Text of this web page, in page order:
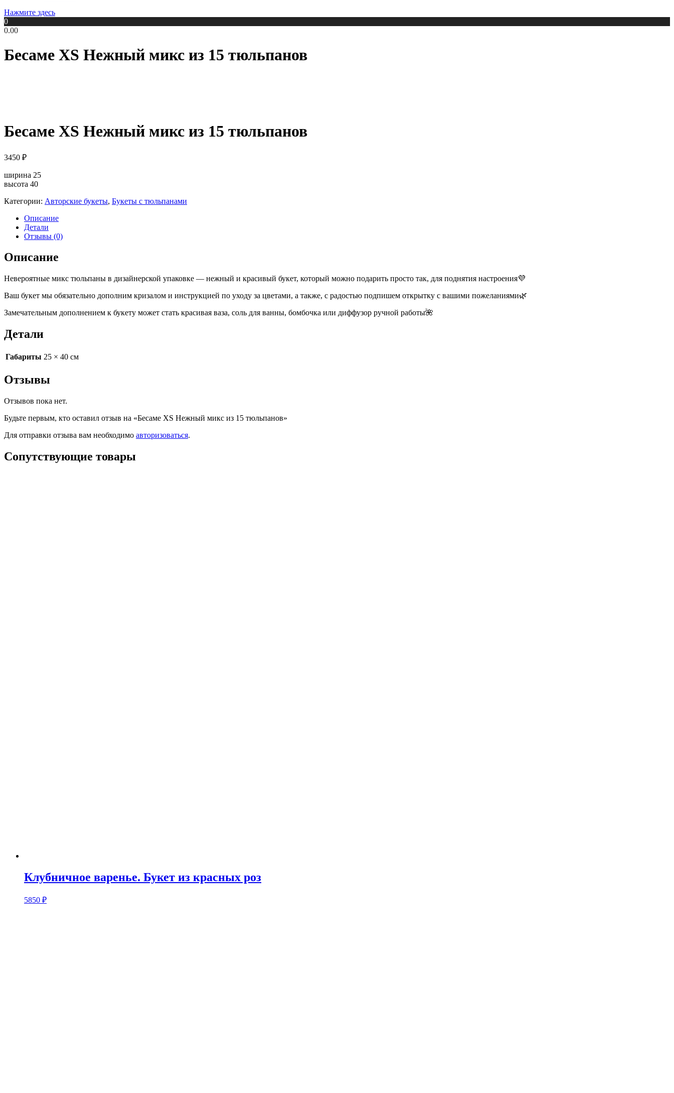
Нажмите здесь
0
0.00
Бесаме XS Нежный микс из 15 тюльпанов
Бесаме XS Нежный микс из 15 тюльпанов
3450 ₽
ширина 25
высота 40
Категории: Авторские букеты, Букеты с тюльпанами
Описание
Детали
Отзывы (0)
Описание
Невероятные микс тюльпаны в дизайнерской упаковке — нежный и красивый букет, который можно подарить просто так, для поднятия настроения💜
Ваш букет мы обязательно дополним кризалом и инструкцией по уходу за цветами, а также, с радостью подпишем открытку с вашими пожеланиями🌿
Замечательным дополнением к букету может стать красивая ваза, соль для ванны, бомбочка или диффузор ручной работы🌺
Детали
Габариты 25 × 40 см
Отзывы
Отзывов пока нет.
Будьте первым, кто оставил отзыв на «Бесаме XS Нежный микс из 15 тюльпанов»
Для отправки отзыва вам необходимо авторизоваться.
Сопутствующие товары
Клубничное варенье. Букет из красных роз
5850 ₽